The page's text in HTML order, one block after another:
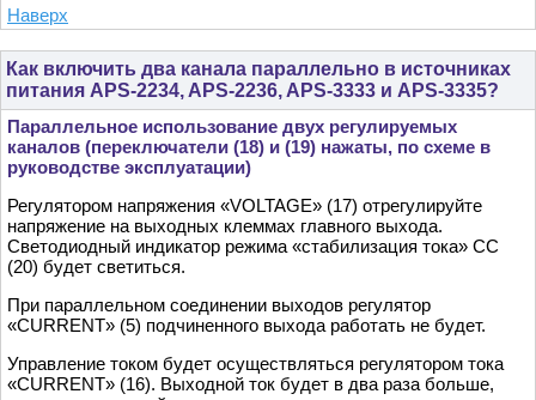
Наверх
Как включить два канала параллельно в источниках
питания APS-2234, APS-2236, APS-3333 и APS-3335?
Параллельное использование двух регулируемых
каналов (переключатели (18) и (19) нажаты, по схеме в
руководстве эксплуатации)
Регулятором напряжения «VOLTAGE» (17) отрегулируйте
напряжение на выходных клеммах главного выхода.
Светодиодный индикатор режима «стабилизация тока» СC
(20) будет светиться.
При параллельном соединении выходов регулятор
«CURRENT» (5) подчиненного выхода работать не будет.
Управление током будет осуществляться регулятором тока
«CURRENT» (16). Выходной ток будет в два раза больше,